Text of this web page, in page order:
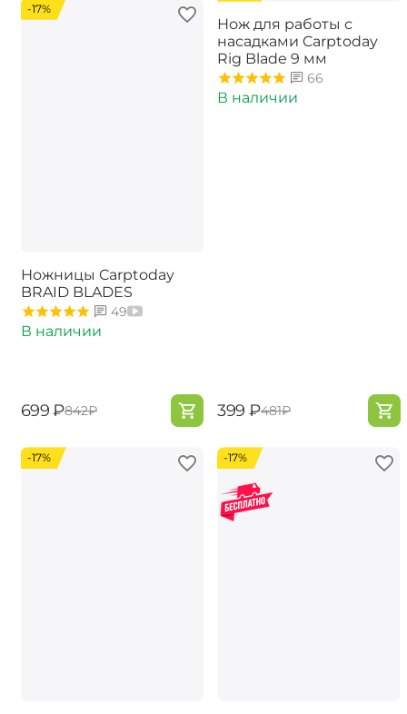
-17%
Ножницы Carptoday
BRAID BLADES
49
В наличии
‍699‍ ₽‍842‍₽
Нож для работы с
насадками Carptoday
Rig Blade 9 мм
66
В наличии
‍399‍ ₽‍481‍₽
-17% -17%